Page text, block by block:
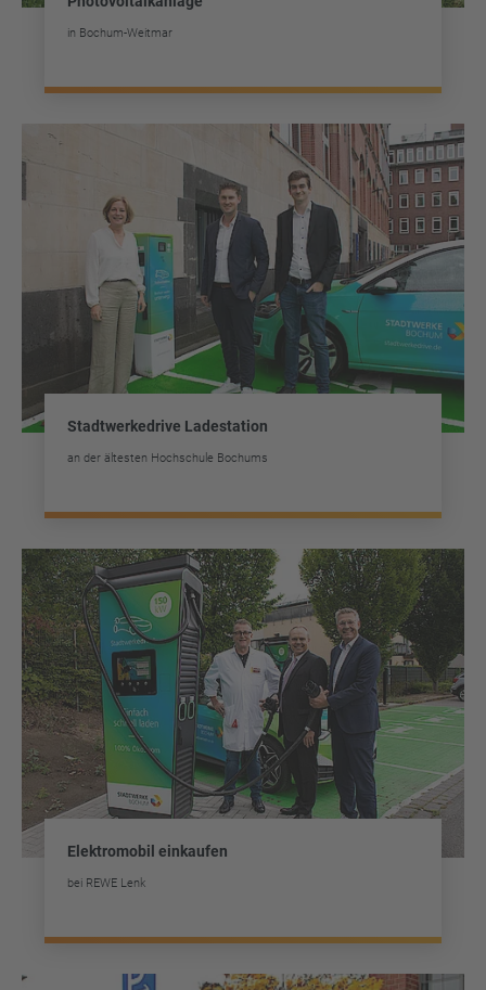
in Bochum-Weitmar
Stadtwerkedrive Ladestation
an der ältesten Hochschule Bochums
Elektromobil einkaufen
bei REWE Lenk